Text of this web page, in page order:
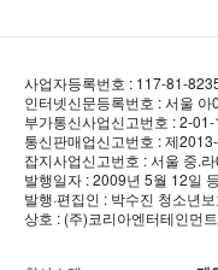
사업자등록번호 : 117-81-
인터넷신문등록번호 : 서울 아
부가통신사업신고번호 : 2-
통신판매업신고번호 : 제
잡지사업신고번호 : 서울 중.
발행일자 : 2009년 5월 12일
발행·편집인 : 박수진 청소년
상호 : (주)코리아엔터테인먼